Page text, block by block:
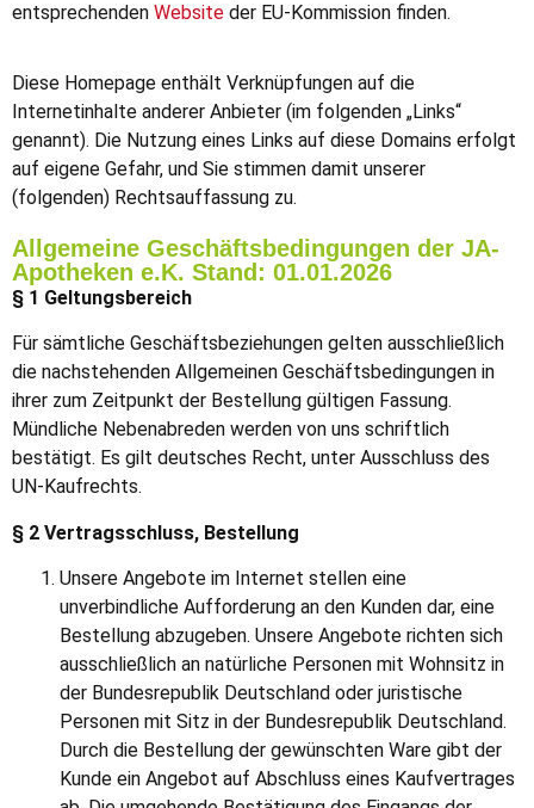
entsprechenden Website der EU-Kommission finden.
Diese Homepage enthält Verknüpfungen auf die
Internetinhalte anderer Anbieter (im folgenden „Links“
genannt). Die Nutzung eines Links auf diese Domains erfolgt
auf eigene Gefahr, und Sie stimmen damit unserer
(folgenden) Rechtsauffassung zu.
Allgemeine Geschäftsbedingungen der JA-
Apotheken e.K. Stand: 01.01.2026
§ 1 Geltungsbereich
Für sämtliche Geschäftsbeziehungen gelten ausschließlich
die nachstehenden Allgemeinen Geschäftsbedingungen in
ihrer zum Zeitpunkt der Bestellung gültigen Fassung.
Mündliche Nebenabreden werden von uns schriftlich
bestätigt. Es gilt deutsches Recht, unter Ausschluss des
UN-Kaufrechts.
§ 2 Vertragsschluss, Bestellung
Unsere Angebote im Internet stellen eine
unverbindliche Aufforderung an den Kunden dar, eine
Bestellung abzugeben. Unsere Angebote richten sich
ausschließlich an natürliche Personen mit Wohnsitz in
der Bundesrepublik Deutschland oder juristische
Personen mit Sitz in der Bundesrepublik Deutschland.
Durch die Bestellung der gewünschten Ware gibt der
Kunde ein Angebot auf Abschluss eines Kaufvertrages